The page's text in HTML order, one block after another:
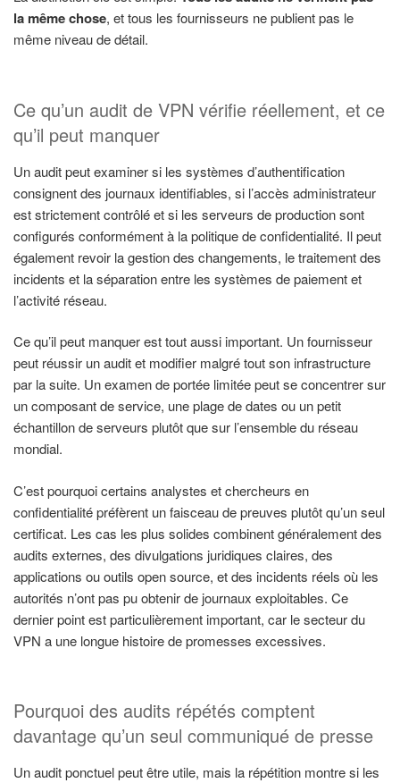
la même chose, et tous les fournisseurs ne publient pas le
même niveau de détail.
Ce qu’un audit de VPN vérifie réellement, et ce
qu’il peut manquer
Un audit peut examiner si les systèmes d’authentification
consignent des journaux identifiables, si l’accès administrateur
est strictement contrôlé et si les serveurs de production sont
configurés conformément à la politique de confidentialité. Il peut
également revoir la gestion des changements, le traitement des
incidents et la séparation entre les systèmes de paiement et
l’activité réseau.
Ce qu’il peut manquer est tout aussi important. Un fournisseur
peut réussir un audit et modifier malgré tout son infrastructure
par la suite. Un examen de portée limitée peut se concentrer sur
un composant de service, une plage de dates ou un petit
échantillon de serveurs plutôt que sur l’ensemble du réseau
mondial.
C’est pourquoi certains analystes et chercheurs en
confidentialité préfèrent un faisceau de preuves plutôt qu’un seul
certificat. Les cas les plus solides combinent généralement des
audits externes, des divulgations juridiques claires, des
applications ou outils open source, et des incidents réels où les
autorités n’ont pas pu obtenir de journaux exploitables. Ce
dernier point est particulièrement important, car le secteur du
VPN a une longue histoire de promesses excessives.
Pourquoi des audits répétés comptent
davantage qu’un seul communiqué de presse
Un audit ponctuel peut être utile, mais la répétition montre si les